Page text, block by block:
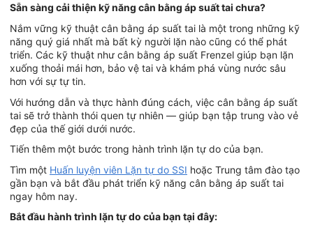
Sẵn sàng cải thiện kỹ năng cân bằng áp suất tai chưa?
Nắm vững kỹ thuật cân bằng áp suất tai là một trong những kỹ
năng quý giá nhất mà bất kỳ người lặn nào cũng có thể phát
triển. Các kỹ thuật như cân bằng áp suất Frenzel giúp bạn lặn
xuống thoải mái hơn, bảo vệ tai và khám phá vùng nước sâu
hơn với sự tự tin.
Với hướng dẫn và thực hành đúng cách, việc cân bằng áp suất
tai sẽ trở thành thói quen tự nhiên — giúp bạn tập trung vào vẻ
đẹp của thế giới dưới nước.
Tiến thêm một bước trong hành trình lặn tự do của bạn.
Tìm một Huấn luyện viên Lặn tự do SSI hoặc Trung tâm đào tạo
gần bạn và bắt đầu phát triển kỹ năng cân bằng áp suất tai
ngay hôm nay.
Bắt đầu hành trình lặn tự do của bạn tại đây: